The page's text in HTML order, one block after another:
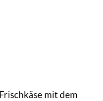
mit dem